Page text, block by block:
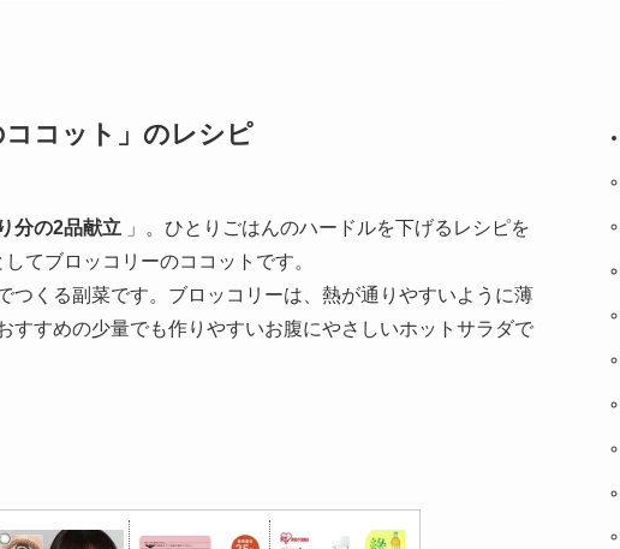
コット」のレシピ
分の2品献立
」。ひとりごはんのハードルを下げるレシピを
てブロッコリーのココットです。
つくる副菜です。ブロッコリーは、熱が通りやすいように薄
すすめの少量でも作りやすいお腹にやさしいホットサラダで